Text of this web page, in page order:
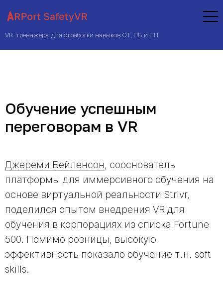
VR-тренажеры для отработки навыков ОТ, ПБ и ПП
Обучение успешным
переговорам в VR
Джереми Бейленсон, сооснователь
платформы для иммерсивного обучения на
основе виртуальной реальности Strivr,
поделился опытом внедрения VR для
обучения в корпорациях из списка Fortune
500. Помимо розницы, высокую
эффективность показало обучение т.н. soft
skills.